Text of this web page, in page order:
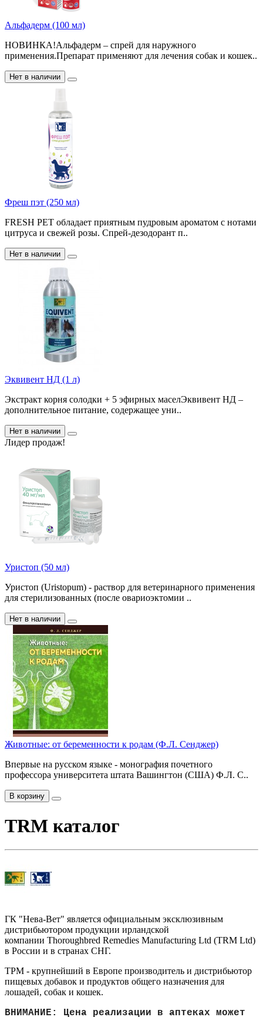
Альфадерм (100 мл)
НОВИНКА!Альфадерм – спрей для наружного
применения.Препарат применяют для лечения собак и кошек..
Нет в наличии
Фреш пэт (250 мл)
FRESH PET обладает приятным пудровым ароматом с нотами
цитруса и свежей розы. Спрей-дезодорант п..
Нет в наличии
Эквивент НД (1 л)
Экстракт корня солодки + 5 эфирных маселЭквивент НД –
дополнительное питание, содержащее уни..
Нет в наличии
Лидер продаж!
Уристоп (50 мл)
Уристоп (Uristopum) - раствор для ветеринарного применения
для стерилизованных (после овариоэктомии ..
Нет в наличии
Животные: от беременности к родам (Ф.Л. Сенджер)
Впервые на русском языке - монография почетного
профессора университета штата Вашингтон (США) Ф.Л. С..
В корзину
TRM каталог
ГК "Нева-Вет" является официальным эксклюзивным
дистрибьютором продукции ирландской
компании Thoroughbred Remedies Manufacturing Ltd (TRM Ltd)
в России и в странах СНГ.
ТРМ - крупнейший в Европе производитель и дистрибьютор
пищевых добавок и продуктов общего назначения для
лошадей, собак и кошек.
ВНИМАНИЕ: Цена реализации в аптеках может